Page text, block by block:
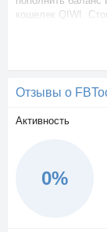
кошелек QIWI.
можно за 990
Заработать
помощью
электронный
Отзывы о
Активность
0%